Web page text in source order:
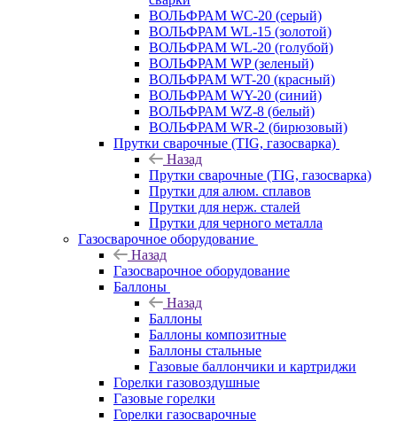
ВОЛЬФРАМ WC-20 (серый)
ВОЛЬФРАМ WL-15 (золотой)
ВОЛЬФРАМ WL-20 (голубой)
ВОЛЬФРАМ WP (зеленый)
ВОЛЬФРАМ WT-20 (красный)
ВОЛЬФРАМ WY-20 (синий)
ВОЛЬФРАМ WZ-8 (белый)
ВОЛЬФРАМ WR-2 (бирюзовый)
Прутки сварочные (TIG, газосварка)
Назад
Прутки сварочные (TIG, газосварка)
Прутки для алюм. сплавов
Прутки для нерж. сталей
Прутки для черного металла
Газосварочное оборудование
Назад
Газосварочное оборудование
Баллоны
Назад
Баллоны
Баллоны композитные
Баллоны стальные
Газовые баллончики и картриджи
Горелки газовоздушные
Газовые горелки
Горелки газосварочные